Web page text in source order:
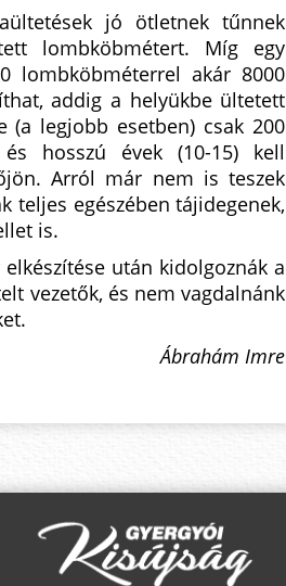
jó ötletnek tűnnek
lombköbmétert. Míg egy
lombköbméterrel akár 8000
addig a helyükbe ültetett
(a legjobb esetben) csak 200
hosszú évek (10-15) kell
Arról már nem is teszek
teljes egészében tájidegenek,
is.
után kidolgoznák a
vezetők, és nem vagdalnánk
Ábrahám Imre